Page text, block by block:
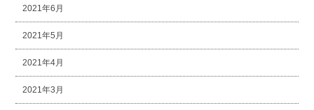
2021年6月
2021年5月
2021年4月
2021年3月